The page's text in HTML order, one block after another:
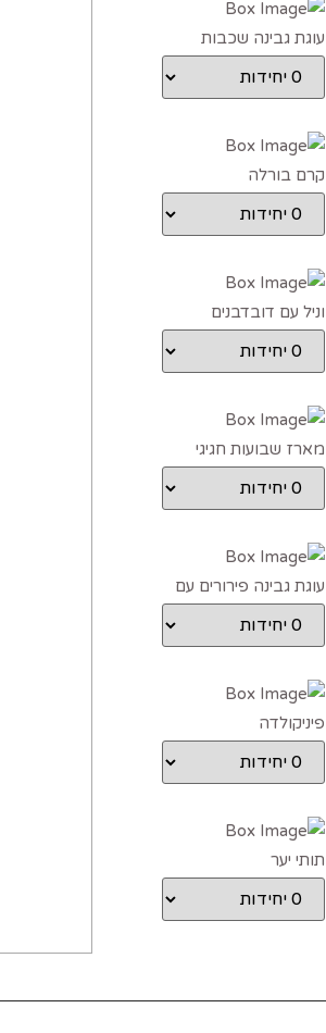
עוגת גבינה שכבות
לוטוס
קרם בורלה
וניל עם דובדבנים
מארז שבועות חגיגי
עוגת גבינה פירורים עם
דובדבנים
פיניקולדה
תותי יער